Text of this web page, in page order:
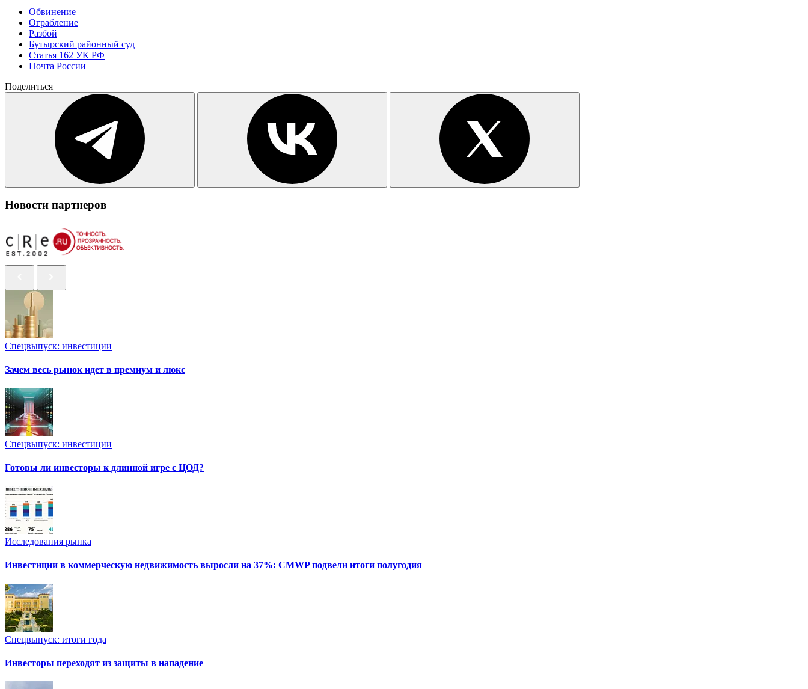
Обвинение
Ограбление
Разбой
Бутырский районный суд
Статья 162 УК РФ
Почта России
Поделиться
Новости партнеров
Спецвыпуск: инвестиции
Зачем весь рынок идет в премиум и люкс
Спецвыпуск: инвестиции
Готовы ли инвесторы к длинной игре с ЦОД?
Исследования рынка
Инвестиции в коммерческую недвижимость выросли на 37%: CMWP подвели итоги полугодия
Спецвыпуск: итоги года
Инвесторы переходят из защиты в нападение